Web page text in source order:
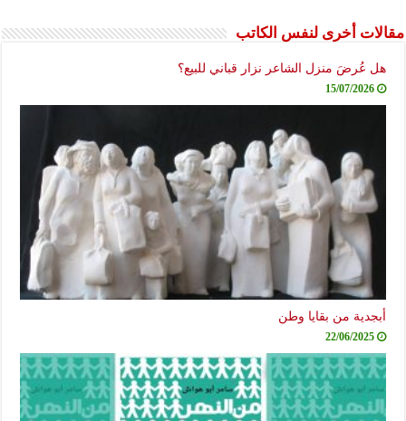
أخرى لنفس الكاتب
عُرضَ منزل الشاعر نزار قباني للبيع؟
15/07/2026
من بقايا وطن
22/06/2025